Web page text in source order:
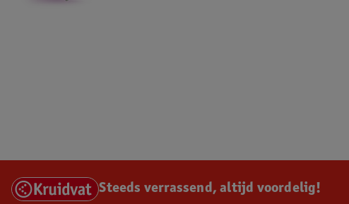
Steeds verrassend, altijd voordelig!